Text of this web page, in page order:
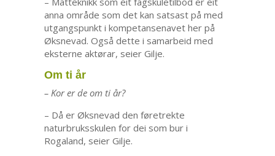
anna område som det kan satsast på med
utgangspunkt i kompetansenavet her på
Øksnevad. Også dette i samarbeid med
eksterne aktørar, seier Gilje.
Om ti år
– Kor er de om ti år?
– Då er Øksnevad den føretrekte
naturbruksskulen for dei som bur i
Rogaland, seier Gilje.